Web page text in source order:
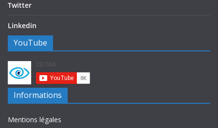
Twitter
Linkedin
YouTube
Informations
Mentions légales